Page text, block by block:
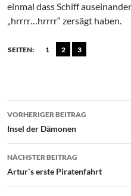
einmal dass Schiff
„hrrrr…hrrrr“ zersägt haben.
SEITEN: 1 2 3
Beitragsnavigation
VORHERIGER BEITRAG
Insel der Dämonen
NÄCHSTER BEITRAG
Artur`s erste Piratenfahrt